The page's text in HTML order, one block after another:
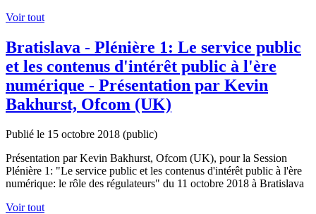
Voir tout
Bratislava - Plénière 1: Le service public
et les contenus d'intérêt public à l'ère
numérique - Présentation par Kevin
Bakhurst, Ofcom (UK)
Publié le 15 octobre 2018 (public)
Présentation par Kevin Bakhurst, Ofcom (UK), pour la Session
Plénière 1: "Le service public et les contenus d'intérêt public à l'ère
numérique: le rôle des régulateurs" du 11 octobre 2018 à Bratislava
Voir tout